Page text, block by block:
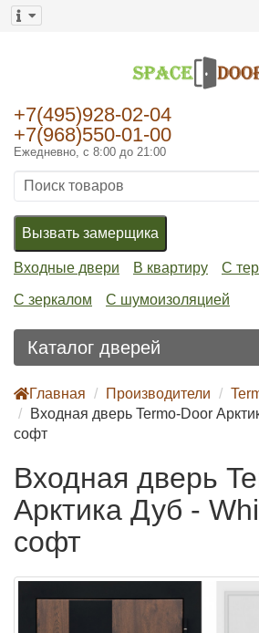
+7(495)928-02-04
+7(968)550-01-00
Ежедневно, с 8:00 до 21:00
Вызвать замерщика
Входные двери В квартиру С
С зеркалом С шумоизоляцией
Каталог дверей
Главная Производители
Входная дверь Termo-Door
софт
Входная дверь
Арктика Дуб -
софт